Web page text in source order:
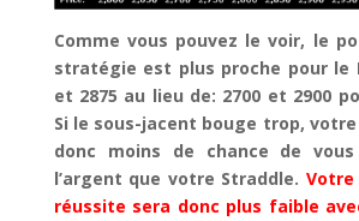
Comme vous pouvez le voir, le
stratégie est plus proche pour le
et 2875 au lieu de: 2700 et 2900
Si le sous-jacent bouge trop,
donc moins de chance de
l’argent que votre Straddle.
réussite sera donc plus faible